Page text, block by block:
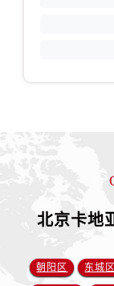
北京卡地
朝阳区 东城区